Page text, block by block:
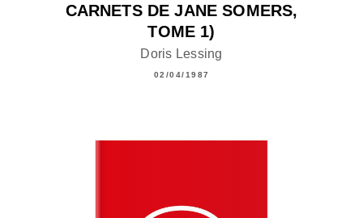
CARNETS DE JANE SOMERS,
TOME 1)
Doris Lessing
02/04/1987